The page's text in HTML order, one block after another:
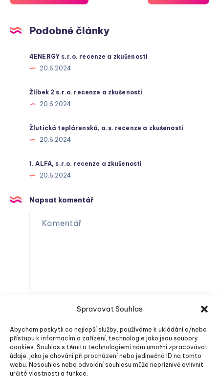
Spravovat Souhlas
Abychom poskytli co nejlepší služby, používáme k ukládání a/nebo
přístupu k informacím o zařízení, technologie jako jsou soubory
cookies. Souhlas s těmito technologiemi nám umožní zpracovávat
údaje, jako je chování při procházení nebo jedinečná ID na tomto
webu. Nesouhlas nebo odvolání souhlasu může nepříznivě ovlivnit
určité vlastnosti a funkce.
Podobné články
4ENERGY s.r.o. recenze a zkušenosti
20.6.2024
Žlíbek 2 s.r.o. recenze a zkušenosti
20.6.2024
Žlutická teplárenská, a.s. recenze a zkušenosti
20.6.2024
1. ALFA, s.r.o. recenze a zkušenosti
20.6.2024
Napsat komentář
Odeslat komentář